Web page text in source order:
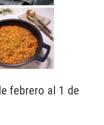
febrero al 1 de